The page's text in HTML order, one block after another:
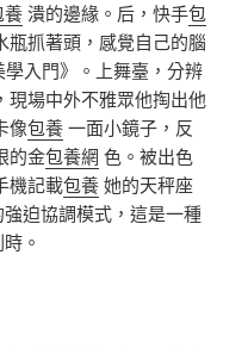
養 潰的邊緣。后，快手包
瓶抓著頭，感覺自己的腦
入門》。上舞臺，分辨
現場中外不雅眾他掏出他
像包養 一面小鏡子，反
的金包養網 色。被出色
機記載包養 她的天秤座
迫協調模式，這是一種
。